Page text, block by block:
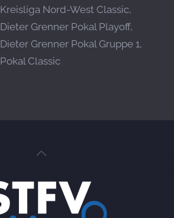
Kreisliga Nord-West Classic,
Dieter Grenner Pokal Playoff,
Dieter Grenner Pokal Gruppe 1,
Pokal Classic